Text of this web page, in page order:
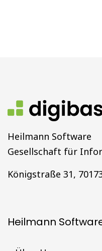
Heilmann Software
Gesellschaft für
Königstraße 31,
Heilmann